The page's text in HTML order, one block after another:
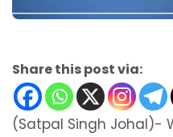
Share this post via:
(Satpal Singh Johal)-